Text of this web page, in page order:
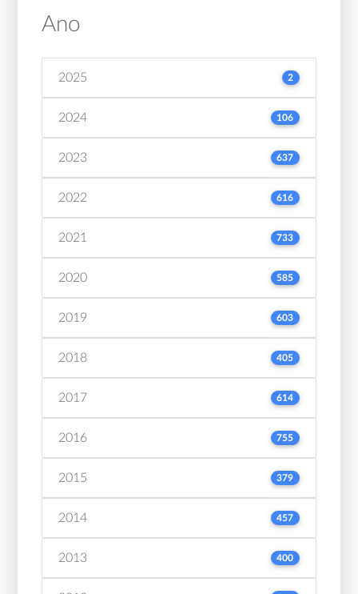
Ano
2025 2
2024 106
2023 637
2022 616
2021 733
2020 585
2019 603
2018 405
2017 614
2016 755
2015 379
2014 457
2013 400